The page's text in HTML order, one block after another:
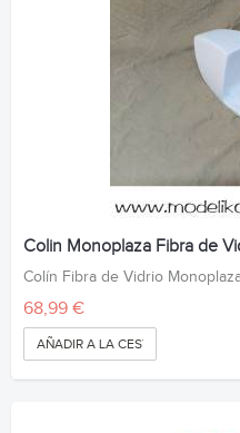
Colin Monoplaza Fibra de
Colín Fibra de Vidrio
68,99 €
AÑADIR A LA CESTA